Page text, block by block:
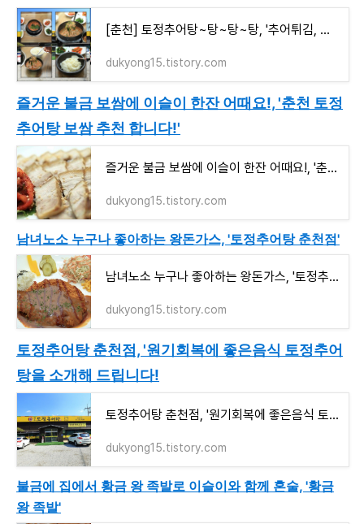
[춘천] 토정추어탕~탕~탕~탕, '추어튀김, 왕돈가스, 보쌈' "춘천 추천맛집"
dukyong15.tistory.com
즐거운 불금 보쌈에 이슬이 한잔 어때요!, '춘천 토정
추어탕 보쌈 추천 합니다!'
즐거운 불금 보쌈에 이슬이 한잔 어때요!, '춘천 토정추어탕 보쌈 추천 합니다!'
dukyong15.tistory.com
남녀노소 누구나 좋아하는 왕돈가스, '토정추어탕 춘천점'
남녀노소 누구나 좋아하는 왕돈가스, '토정추어탕 춘천점'
dukyong15.tistory.com
토정추어탕 춘천점, '원기회복에 좋은음식 토정추어
탕을 소개해 드립니다!
토정추어탕 춘천점, '원기회복에 좋은음식 토정추어탕을 소개해 드립니다!
dukyong15.tistory.com
불금에 집에서 황금 왕 족발로 이슬이와 함께 혼술, '황금
왕 족발'